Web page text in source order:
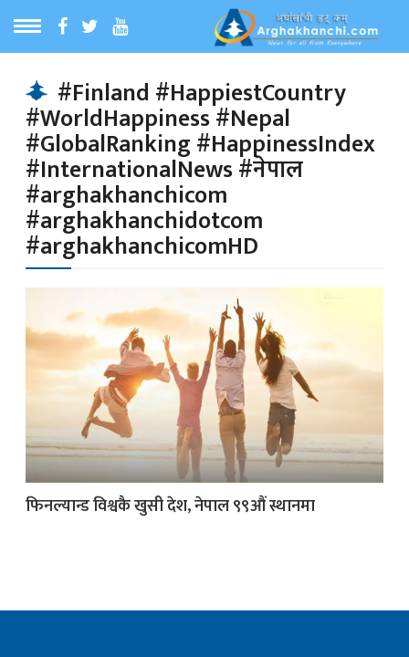
MENU
समाचार
समाचार
#Finland #HappiestCountry
#WorldHappiness #Nepal
#GlobalRanking #HappinessIndex
#InternationalNews #नेपाल
#arghakhanchicom
#arghakhanchidotcom
#arghakhanchicomHD
फिनल्यान्ड विश्वकै खुसी देश, नेपाल ९९औं स्थानमा